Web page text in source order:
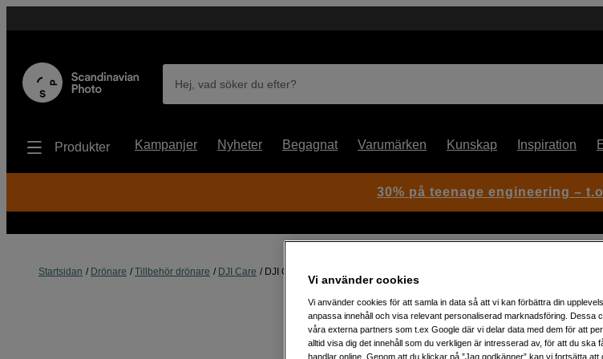
Hej, vad söker du efter?
Produkter Kampanjer Nyheter Begagnat Varumärken Kunskap Inspiration
Startsidan Drönare Tillbehör drönare DJI Care DJI Care Refresh 1-Year Plan (Osmo Mobile SE) EU
Artikelnummer:
Skyddsplan
30% på teenage engineering –
Vi använder cookies
Vi använder cookies för att samla in data så att vi kan förbättra din
anpassa innehåll och visa relevant personaliserad marknadsföring. Dessa
våra externa partners som t.ex Google där vi delar data med dem för att
alltid visa dig det innehåll som du verkligen är intresserad av, för att du ska
handlar online. Genom att du klickar på ”Jag godkänner” kan vi fortsätta